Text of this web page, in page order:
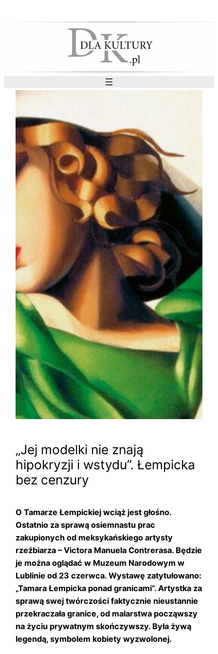
„Jej modelki nie znają
hipokryzji i wstydu”. Łempicka
bez cenzury
O Tamarze Łempickiej wciąż jest głośno.
Ostatnio za sprawą osiemnastu prac
zakupionych od meksykańskiego artysty
rzeźbiarza – Victora Manuela Contrerasa. Będzie
je można oglądać w Muzeum Narodowym w
Lublinie od 23 czerwca. Wystawę zatytułowano:
„Tamara Łempicka ponad granicami”. Artystka za
sprawą swej twórczości faktycznie nieustannie
przekraczała granice, od malarstwa począwszy
na życiu prywatnym skończywszy. Była żywą
legendą, symbolem kobiety wyzwolonej.